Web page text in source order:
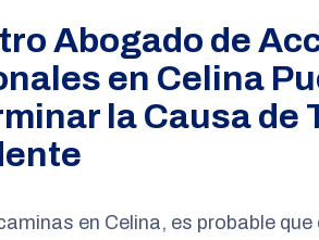
Abogado de
en Celina
la Causa de
en Celina, es probable que